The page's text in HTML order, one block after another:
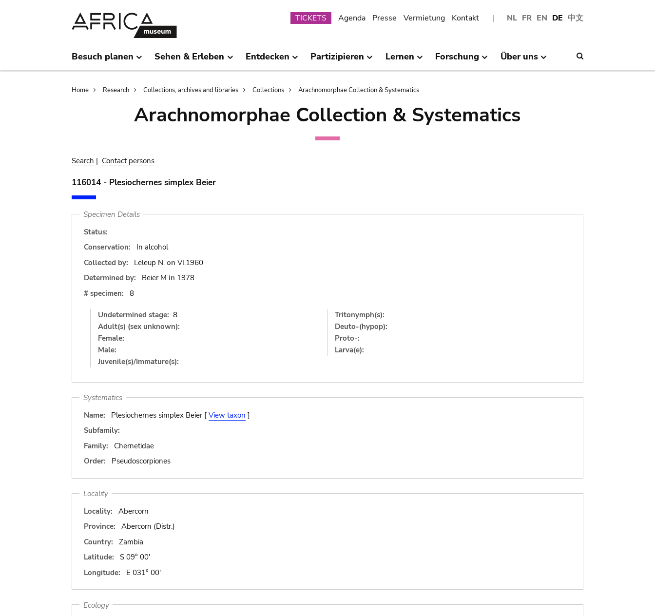
NL FR EN DE 中文
Submenu
TICKETS Agenda Presse Vermietung Kontakt
Besuch planen Sehen & Erleben Entdecken Partizipieren Lernen Forschung Über uns
Breadcrumb
Home Research Collections, archives and libraries Collections Arachnomorphae Collection & Systematics
Arachnomorphae Collection & Systematics
Search | Contact persons
116014 - Plesiochernes simplex Beier
Specimen Details
Status:
Conservation:
In alcohol
Collected by:
Leleup N. on VI.1960
Determined by:
Beier M in 1978
# specimen:
8
Undetermined stage: 8
Adult(s) (sex unknown):
Female:
Male:
Juvenile(s)/Immature(s):
Tritonymph(s):
Deuto-(hypop):
Proto-:
Larva(e):
Systematics
Name:
Plesiochernes simplex Beier [ View taxon ]
Subfamily:
Family:
Chernetidae
Order:
Pseudoscorpiones
Locality
Locality:
Abercorn
Province:
Abercorn (Distr.)
Country:
Zambia
Latitude:
S 09° 00'
Longitude:
E 031° 00'
Ecology